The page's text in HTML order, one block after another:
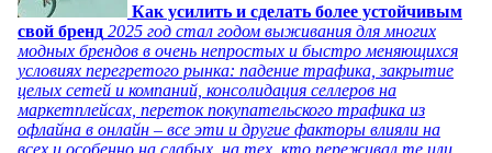
Как усилить и сделать более устойчивым
свой бренд 2025 год стал годом выживания для многих
модных брендов в очень непростых и быстро меняющихся
условиях перегретого рынка: падение трафика, закрытие
целых сетей и компаний, консолидация селлеров на
маркетплейсах, переток покупательского трафика из
офлайна в онлайн – все эти и другие факторы влияли на
всех и особенно на слабых, на тех, кто переживал те или